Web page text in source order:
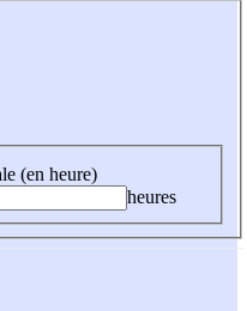
(en heure)
heures